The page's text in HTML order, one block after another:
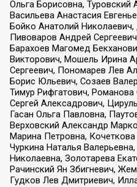
Ольга Борисовна, Туровский
Васильева Анастасия
Бойко Анатолий Николаевич,
Пивоваров Андрей
Барахоев Магомед
Викторович, Мошель Ирина
Сергеевич, Пономарев Лев
Борис Юльевич, Созаев
Тимур Рифгатович,
Сергей Алексадрович,
Гасан Ольга Павловна,
Верховский Александр
Марина Петровна,
Чуркина Наталья
Николаевна, Золотарева
Рачинский Ян Збигневич,
Гудков Лев Дмитриевич,